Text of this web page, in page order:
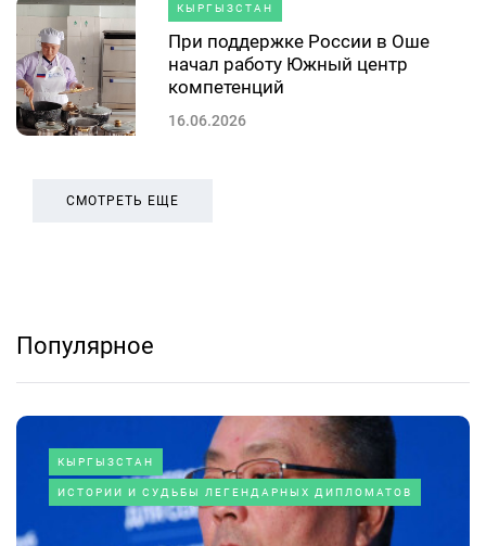
КЫРГЫЗСТАН
При поддержке России в Оше
начал работу Южный центр
компетенций
16.06.2026
СМОТРЕТЬ ЕЩЕ
Популярное
КЫРГЫЗСТАН
ИСТОРИИ И СУДЬБЫ ЛЕГЕНДАРНЫХ ДИПЛОМАТОВ